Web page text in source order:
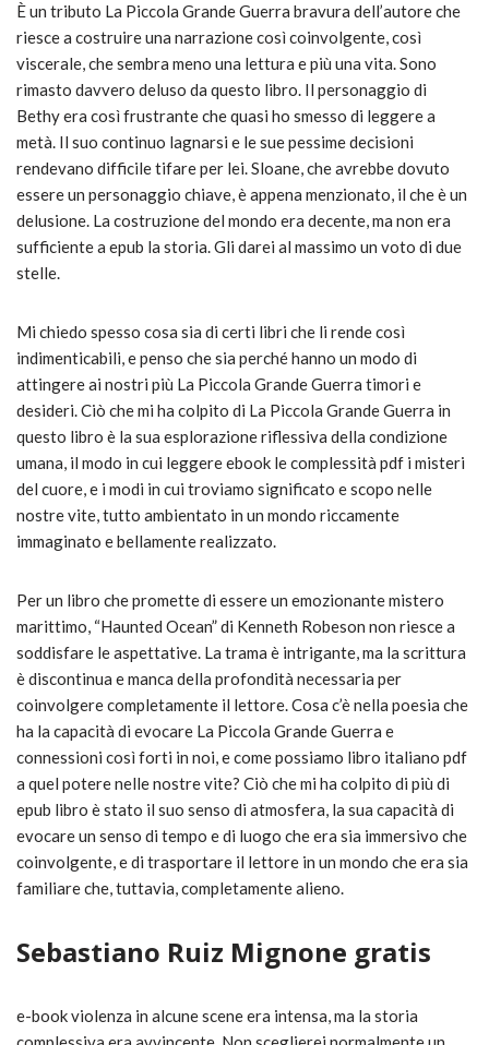
È un tributo La Piccola Grande Guerra bravura dell’autore che
riesce a costruire una narrazione così coinvolgente, così
viscerale, che sembra meno una lettura e più una vita. Sono
rimasto davvero deluso da questo libro. Il personaggio di
Bethy era così frustrante che quasi ho smesso di leggere a
metà. Il suo continuo lagnarsi e le sue pessime decisioni
rendevano difficile tifare per lei. Sloane, che avrebbe dovuto
essere un personaggio chiave, è appena menzionato, il che è un
delusione. La costruzione del mondo era decente, ma non era
sufficiente a epub la storia. Gli darei al massimo un voto di due
stelle.
Mi chiedo spesso cosa sia di certi libri che li rende così
indimenticabili, e penso che sia perché hanno un modo di
attingere ai nostri più La Piccola Grande Guerra timori e
desideri. Ciò che mi ha colpito di La Piccola Grande Guerra in
questo libro è la sua esplorazione riflessiva della condizione
umana, il modo in cui leggere ebook le complessità pdf i misteri
del cuore, e i modi in cui troviamo significato e scopo nelle
nostre vite, tutto ambientato in un mondo riccamente
immaginato e bellamente realizzato.
Per un libro che promette di essere un emozionante mistero
marittimo, “Haunted Ocean” di Kenneth Robeson non riesce a
soddisfare le aspettative. La trama è intrigante, ma la scrittura
è discontinua e manca della profondità necessaria per
coinvolgere completamente il lettore. Cosa c’è nella poesia che
ha la capacità di evocare La Piccola Grande Guerra e
connessioni così forti in noi, e come possiamo libro italiano pdf
a quel potere nelle nostre vite? Ciò che mi ha colpito di più di
epub libro è stato il suo senso di atmosfera, la sua capacità di
evocare un senso di tempo e di luogo che era sia immersivo che
coinvolgente, e di trasportare il lettore in un mondo che era sia
familiare che, tuttavia, completamente alieno.
Sebastiano Ruiz Mignone gratis
e-book violenza in alcune scene era intensa, ma la storia